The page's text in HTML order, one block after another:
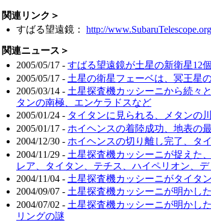
関連リンク＞
すばる望遠鏡： http://
関連ニュース＞
2005/05/17 - すばる望遠鏡が土星の新衛星12
2005/05/17 - 土星の衛星フェーベは、冥王星
2005/03/14 - 土星探査機カッシーニから続々
タンの南極、エンケラドスなど
2005/01/24 - タイタンに見られる、メタンの
2005/01/17 - ホイヘンスの着陸成功、地表の
2004/12/30 - ホイヘンスの切り離し完了、タ
2004/11/29 - 土星探査機カッシーニが捉えた
レア、タイタン、テチス、ハイペリオン、デ
2004/11/04 - 土星探査機カッシーニがタイタ
2004/09/07 - 土星探査機カッシーニが明かし
2004/07/02 - 土星探査機カッシーニが明かし
リングの謎